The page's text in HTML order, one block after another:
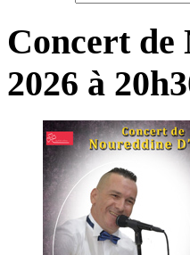
Concert de
2026 à